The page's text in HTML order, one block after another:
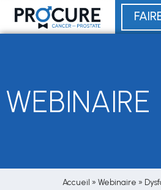
Aller
contenu
WEBINAIRE
Accueil » Webinaire »